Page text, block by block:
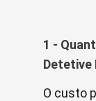
1 -
Detetive
O custo